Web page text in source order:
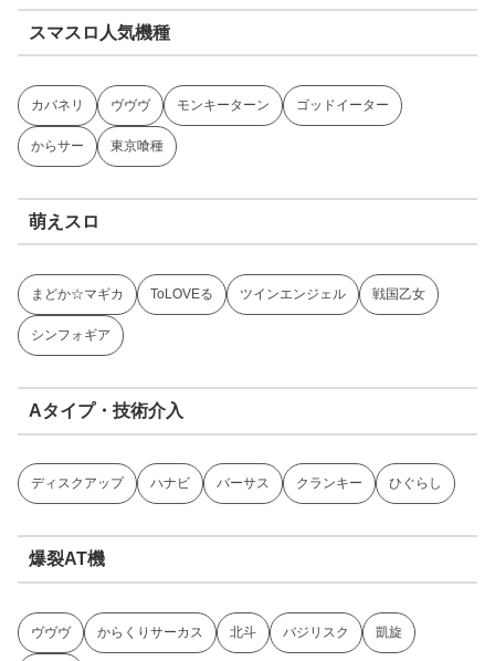
スマスロ人気機種
カバネリ ヴヴヴ モンキーターン ゴッドイーター
からサー 東京喰種
萌えスロ
まどか☆マギカ ToLOVEる ツインエンジェル 戦国乙女
シンフォギア
Aタイプ・技術介入
ディスクアップ ハナビ バーサス クランキー ひぐらし
爆裂AT機
ヴヴヴ からくりサーカス 北斗 バジリスク 凱旋